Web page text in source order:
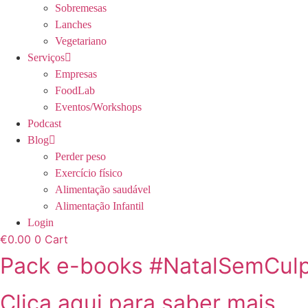
Sobremesas
Lanches
Vegetariano
Serviços
Empresas
FoodLab
Eventos/Workshops
Podcast
Blog
Perder peso
Exercício físico
Alimentação saudável
Alimentação Infantil
Login
€0.00 0 Cart
Pack e-books